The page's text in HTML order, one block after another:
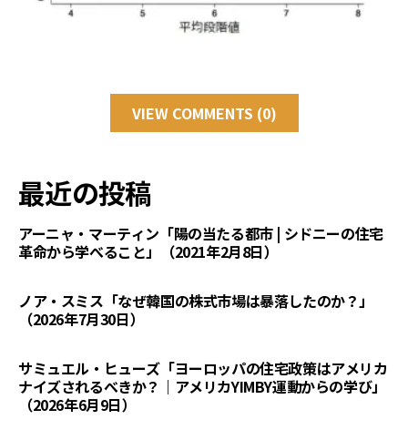
VIEW COMMENTS (0)
最近の投稿
アーニャ・マーティン「陽の当たる都市 | シドニーの住宅
革命から学べること」（2021年2月8日）
ノア・スミス「なぜ韓国の株式市場は暴落したのか？」
（2026年7月30日）
サミュエル・ヒューズ「ヨーロッパの住宅政策はアメリカ
ナイズされるべきか？｜アメリカYIMBY運動からの学び」
（2026年6月9日）